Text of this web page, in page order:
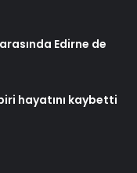
Edirne de
hayatını kaybetti